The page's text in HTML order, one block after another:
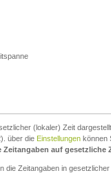
(lokaler) Zeit
über die Einstellungen können
Zeitangaben auf gesetzliche
die Zeitangaben in gesetzlicher